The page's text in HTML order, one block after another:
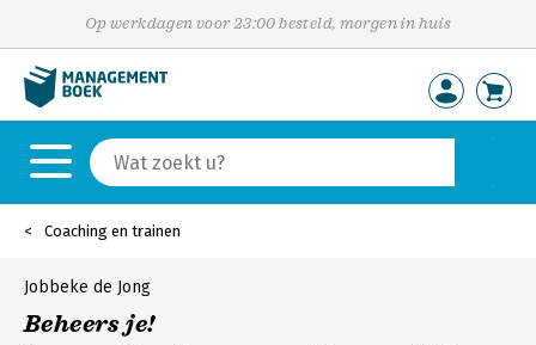
Op werkdagen voor 23:00 besteld, morgen in huis
Coaching en trainen
Jobbeke de Jong
Beheers je!